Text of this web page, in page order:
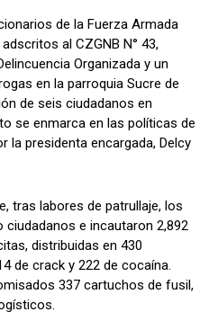
de la Fuerza Armada
al CZGNB N° 43,
Organizada y un
en la parroquia Sucre de
de seis ciudadanos en
se enmarca en las políticas de
la presidenta encargada, Delcy
tras labores de patrullaje, los
e incautaron 2,892
distribuidas en 430
de crack y 222 de cocaína.
337 cartuchos de fusil,